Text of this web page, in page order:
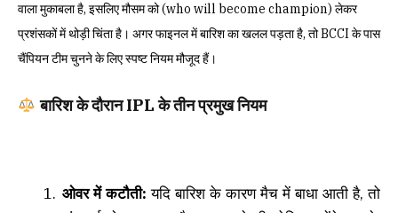
वाला मुकाबला है, इसलिए मौसम को (who will become champion) लेकर
प्रशंसकों में थोड़ी चिंता है। अगर फाइनल में बारिश का खलल पड़ता है, तो BCCI के पास
चैंपियन टीम चुनने के लिए स्पष्ट नियम मौजूद हैं।
बारिश के दौरान IPL के तीन प्रमुख नियम
ओवर में कटौती: यदि बारिश के कारण मैच में बाधा आती है, तो